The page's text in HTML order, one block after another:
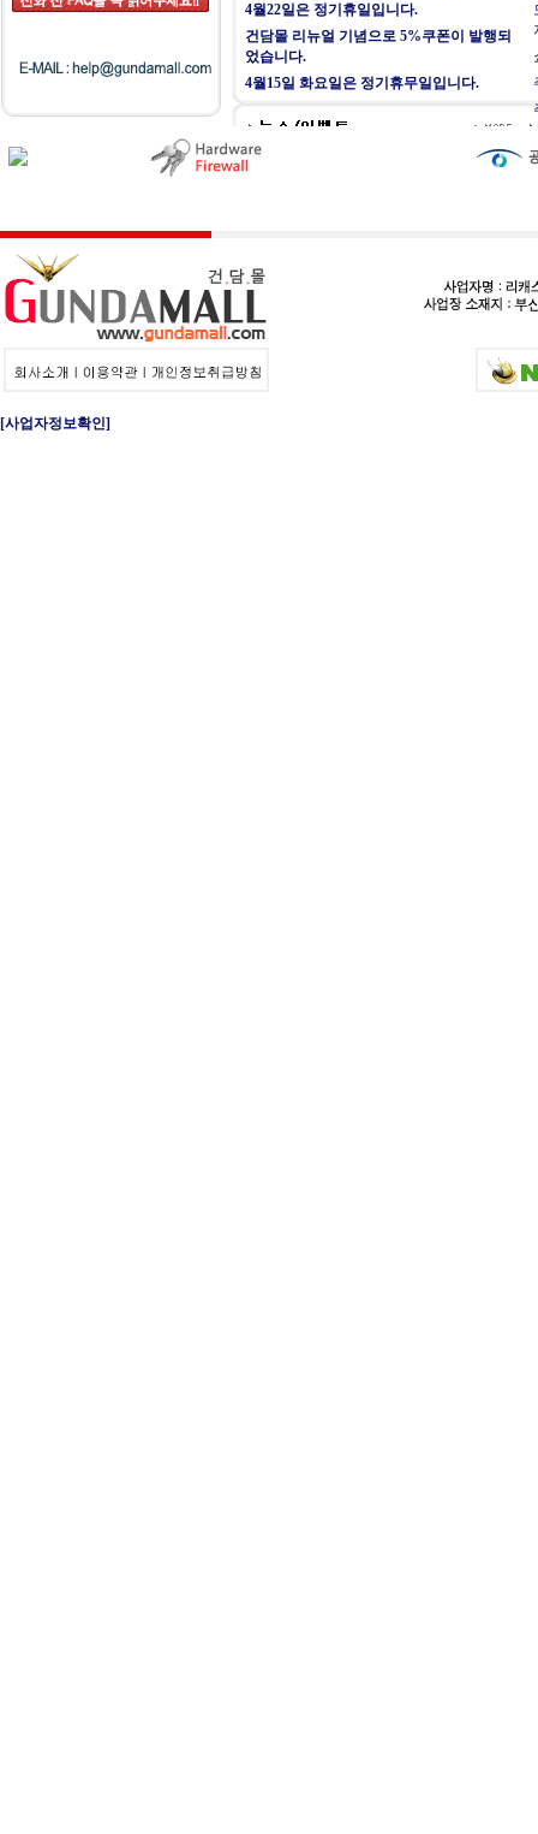
4월22일은 정기휴일입니다.
건담몰 리뉴얼 기념으로 5%쿠폰이 발행되
었습니다.
4월15일 화요일은 정기휴무일입니다.
[사업자정보확인]